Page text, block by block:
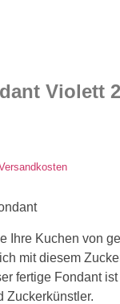
Violett
Ihre Kuchen von
mit diesem
fertige Fondant
Zuckerkünstler.